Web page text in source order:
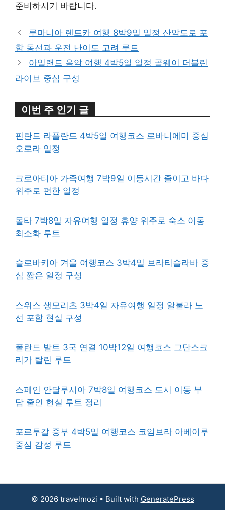
준비하시기 바랍니다.
루마니아 렌트카 여행 8박9일 일정 산악도로 포
함 동선과 운전 난이도 고려 루트
아일랜드 음악 여행 4박5일 일정 골웨이 더블린
라이브 중심 구성
이번 주 인기 글
핀란드 라플란드 4박5일 여행코스 로바니에미 중심
오로라 일정
크로아티아 가족여행 7박9일 이동시간 줄이고 바다
위주로 편한 일정
몰타 7박8일 자유여행 일정 휴양 위주로 숙소 이동
최소화 루트
슬로바키아 겨울 여행코스 3박4일 브라티슬라바 중
심 짧은 일정 구성
스위스 생모리츠 3박4일 자유여행 일정 알불라 노
선 포함 현실 구성
폴란드 발트 3국 연결 10박12일 여행코스 그단스크
리가 탈린 루트
스페인 안달루시아 7박8일 여행코스 도시 이동 부
담 줄인 현실 루트 정리
포르투갈 중부 4박5일 여행코스 코임브라 아베이루
중심 감성 루트
© 2026 travelmozi • Built with GeneratePress